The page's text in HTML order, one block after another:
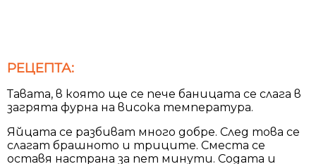
РЕЦЕПТА:
Тавата, в която ще се пече баницата се слага в
загрята фурна на висока температура.
Яйцата се разбиват много добре. След това се
слагат брашното и триците. Сместа се
оставя настрана за пет минути. Содата и